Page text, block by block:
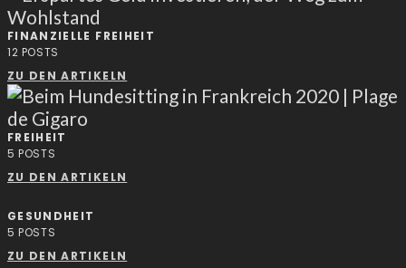
FINANZIELLE FREIHEIT
12 POSTS
ZU DEN ARTIKELN
FREIHEIT
5 POSTS
ZU DEN ARTIKELN
GESUNDHEIT
5 POSTS
ZU DEN ARTIKELN